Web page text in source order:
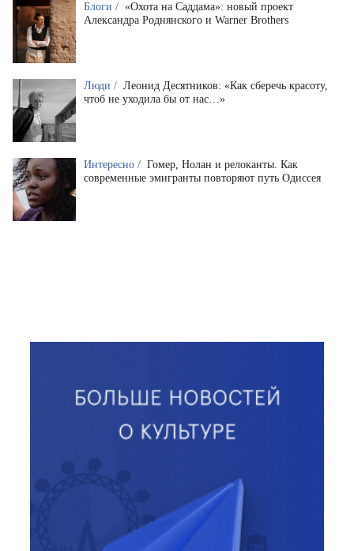
Блоги / «Охота на Саддама»: новый проект
Александра Роднянского и Warner Brothers
Люди / Леонид Десятников: «Как сберечь красоту,
чтоб не уходила бы от нас…»
Интересно / Гомер, Нолан и релоканты. Как
современные эмигранты повторяют путь Одиссея